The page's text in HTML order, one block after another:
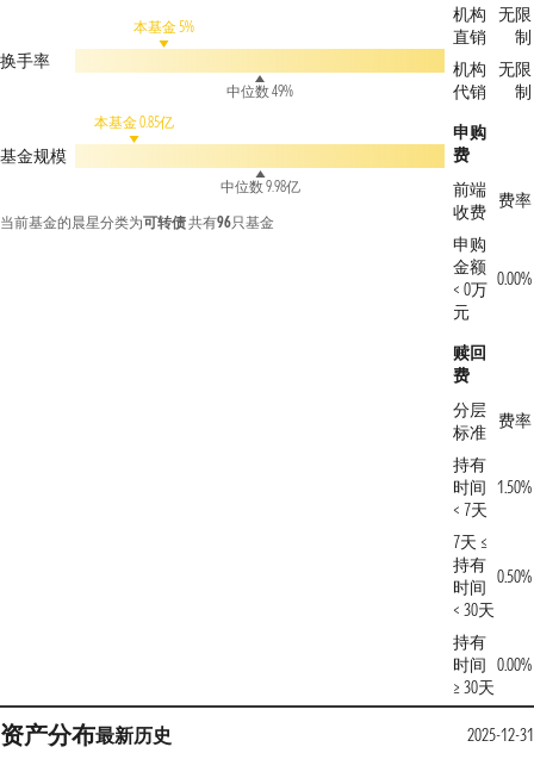
换手率
本基金 5%
中位数 49%
基金规模
本基金 0.85亿
中位数 9.98亿
当前基金的晨星分类为可转债共有96只基金
机构
直销
无限
制
机构
代销
无限
制
申购
费
前端
收费
费率
申购
金额
< 0万
元
0.00%
赎回
费
分层
标准
费率
持有
时间
< 7天
1.50%
7天 ≤
持有
时间
< 30天
0.50%
持有
时间
≥ 30天
0.00%
资产分布最新历史 2025-12-31